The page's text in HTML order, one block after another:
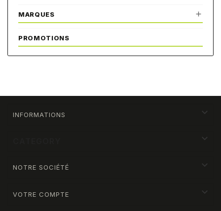
MARQUES 
PROMOTIONS
INFORMATIONS 

NOTRE SOCIÉTÉ 
VOTRE COMPTE 